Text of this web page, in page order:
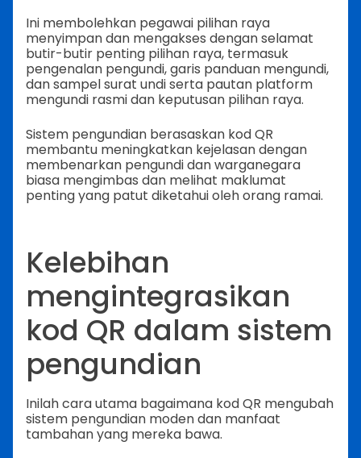
Ini membolehkan pegawai pilihan raya
menyimpan dan mengakses dengan selamat
butir-butir penting pilihan raya, termasuk
pengenalan pengundi, garis panduan mengundi,
dan sampel surat undi serta pautan platform
mengundi rasmi dan keputusan pilihan raya.
Sistem pengundian berasaskan kod QR
membantu meningkatkan kejelasan dengan
membenarkan pengundi dan warganegara
biasa mengimbas dan melihat maklumat
penting yang patut diketahui oleh orang ramai.
Kelebihan
mengintegrasikan
kod QR dalam sistem
pengundian
Inilah cara utama bagaimana kod QR mengubah
sistem pengundian moden dan manfaat
tambahan yang mereka bawa.